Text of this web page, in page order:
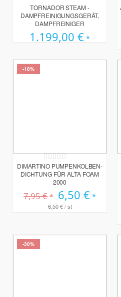
0%
TORNADOR STEAM -
DAMPFREINIGUNGSGERÄT,
DAMPFREINIGER
1.199,00 €
-18%
Rating:
0%
DIMARTINO PUMPENKOLBEN-
DICHTUNG FÜR ALTA FOAM
2000
7,95 € Sonderpreis
6,50 €
6,50 €/ st
-30%